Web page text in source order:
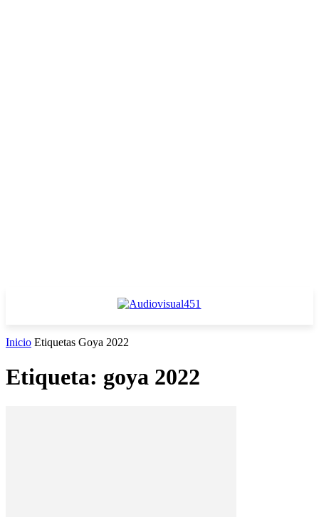
Inicio Etiquetas Goya 2022
Etiqueta: goya 2022